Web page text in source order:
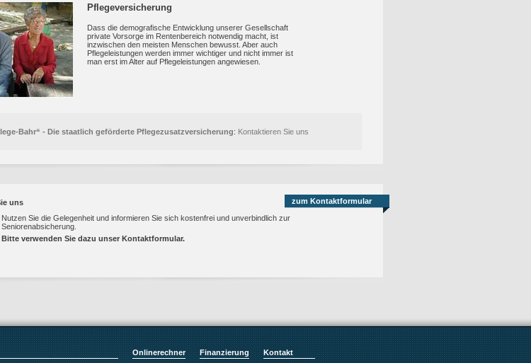
Pflegeversicherung
Dass die demografische Entwicklung unserer Gesellschaft
private Vorsorge im Rentenbereich notwendig macht, ist
inzwischen den meisten Menschen bewusst. Aber auch
Pflegeleistungen werden immer wichtiger und nicht immer ist
man erst im Alter auf Pflegeleistungen angewiesen.
Bahr“ - Die staatlich geförderte Pflegezusatzversicherung: Kontaktieren Sie uns
uns
Nutzen Sie die Gelegenheit und informieren Sie sich kostenfrei und unverbindlich zur
Seniorenabsicherung.
Bitte verwenden Sie dazu unser Kontaktformular.
zum Kontaktformular
Onlinerechner Finanzierung Kontakt